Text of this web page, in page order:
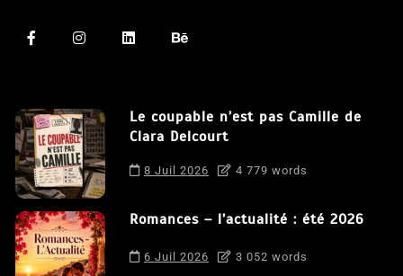
Le coupable n’est pas Camille de
Clara Delcourt
8 Juil 2026 4 779 words
Romances – l’actualité : été 2026
6 Juil 2026 3 052 words